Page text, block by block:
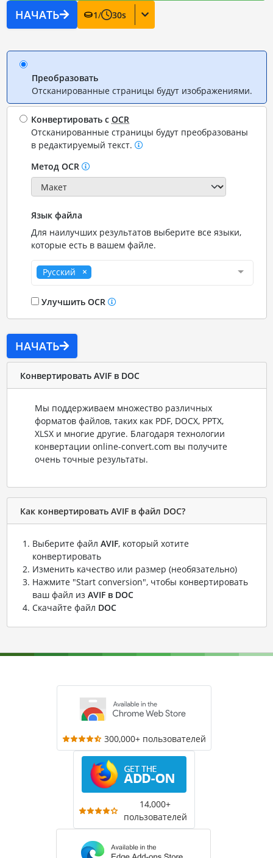
НАЧАТЬ 1/ 30s
Преобразовать
Отсканированные страницы будут изображениями.
Конвертировать сOCR
Отсканированные страницы будут преобразованы
в редактируемый текст.
Метод OCR
Язык файла
Для наилучших результатов выберите все языки,
которые есть в вашем файле.
Русский
Улучшить OCR
НАЧАТЬ
Конвертировать AVIF в DOC
Мы поддерживаем множество различных
форматов файлов, таких как PDF, DOCX, PPTX,
XLSX и многие другие. Благодаря технологии
конвертации online-convert.com вы получите
очень точные результаты.
Как конвертировать AVIF в файл DOC?
Выберите файл AVIF, который хотите
конвертировать
Изменить качество или размер (необязательно)
Нажмите "Start conversion", чтобы конвертировать
ваш файл из AVIF в DOC
Скачайте файл DOC
300,000+ пользователей
14,000+
пользователей